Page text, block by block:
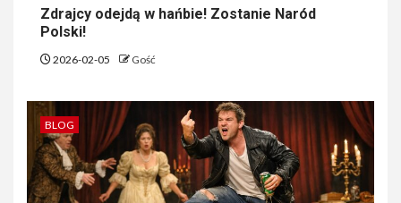
Zdrajcy odejdą w hańbie! Zostanie Naród
Polski!
2026-02-05 Gość
BLOG